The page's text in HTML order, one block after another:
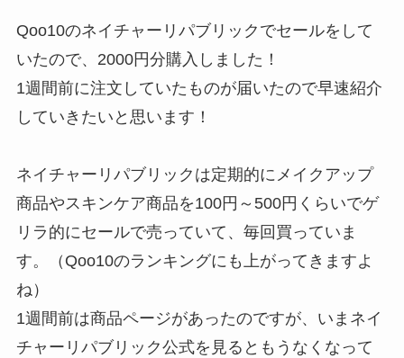
Qoo10のネイチャーリパブリックでセールをして
いたので、2000円分購入しました！
1週間前に注文していたものが届いたので早速紹介
していきたいと思います！
ネイチャーリパブリックは定期的にメイクアップ
商品やスキンケア商品を100円～500円くらいでゲ
リラ的にセールで売っていて、毎回買っていま
す。（Qoo10のランキングにも上がってきますよ
ね）
1週間前は商品ページがあったのですが、いまネイ
チャーリパブリック公式を見るともうなくなって